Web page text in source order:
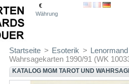
€
Währung
Startseite > Esoterik >
Wahrsagekarten 1990/91 (WK
KATALOG MGM TAROT UND